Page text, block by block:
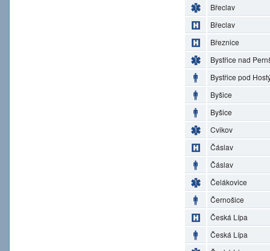
Břeclav
Břeclav
Březnice
Bystřice nad
Bystřice pod
Byšice
Byšice
Cvikov
Čáslav
Čáslav
Čelákovice
Černošice
Česká Lípa
Česká Lípa